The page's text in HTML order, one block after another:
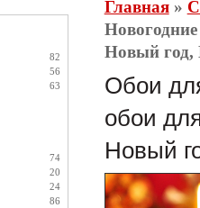
82
56
63
74
20
24
86
Главная»
Новый год,
Обои
обои
Новый